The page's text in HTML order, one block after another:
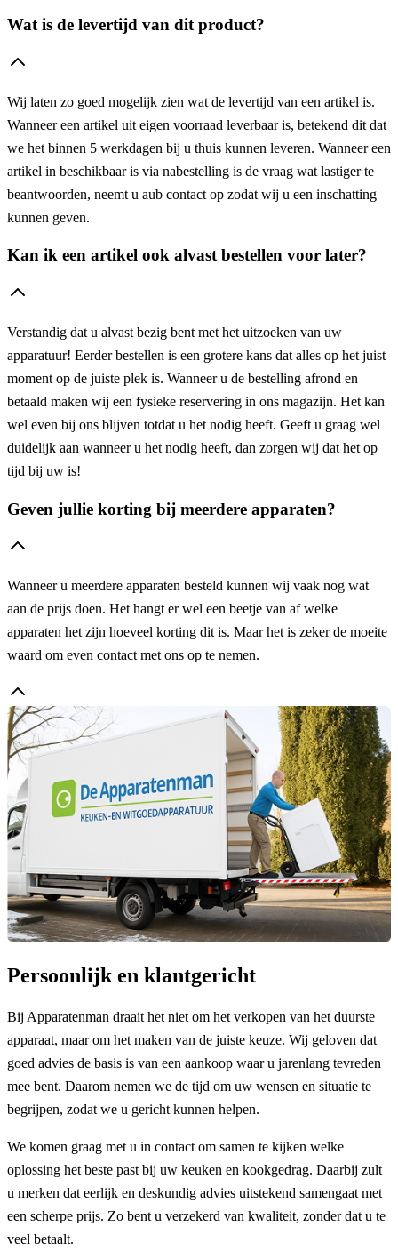
Wat is de levertijd van dit product?
Wij laten zo goed mogelijk zien wat de levertijd van een artikel is.
Wanneer een artikel uit eigen voorraad leverbaar is, betekend dit dat
we het binnen 5 werkdagen bij u thuis kunnen leveren. Wanneer een
artikel in beschikbaar is via nabestelling is de vraag wat lastiger te
beantwoorden, neemt u aub contact op zodat wij u een inschatting
kunnen geven.
Kan ik een artikel ook alvast bestellen voor later?
Verstandig dat u alvast bezig bent met het uitzoeken van uw
apparatuur! Eerder bestellen is een grotere kans dat alles op het juist
moment op de juiste plek is. Wanneer u de bestelling afrond en
betaald maken wij een fysieke reservering in ons magazijn. Het kan
wel even bij ons blijven totdat u het nodig heeft. Geeft u graag wel
duidelijk aan wanneer u het nodig heeft, dan zorgen wij dat het op
tijd bij uw is!
Geven jullie korting bij meerdere apparaten?
Wanneer u meerdere apparaten besteld kunnen wij vaak nog wat
aan de prijs doen. Het hangt er wel een beetje van af welke
apparaten het zijn hoeveel korting dit is. Maar het is zeker de moeite
waard om even contact met ons op te nemen.
Persoonlijk en klantgericht
Bij Apparatenman draait het niet om het verkopen van het duurste
apparaat, maar om het maken van de juiste keuze. Wij geloven dat
goed advies de basis is van een aankoop waar u jarenlang tevreden
mee bent. Daarom nemen we de tijd om uw wensen en situatie te
begrijpen, zodat we u gericht kunnen helpen.
We komen graag met u in contact om samen te kijken welke
oplossing het beste past bij uw keuken en kookgedrag. Daarbij zult
u merken dat eerlijk en deskundig advies uitstekend samengaat met
een scherpe prijs. Zo bent u verzekerd van kwaliteit, zonder dat u te
veel betaalt.